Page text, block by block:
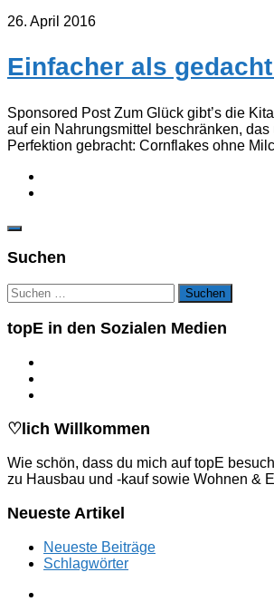
26. April 2016
Einfacher als
Sponsored Post Zum Glück gibt’s die
auf ein Nahrungsmittel beschränken,
Perfektion gebracht: Cornflakes ohne
Suchen
Suchen
nach:
topE in den Sozialen Medien
♡lich Willkommen
Wie schön, dass du mich auf topE
zu Hausbau und -kauf sowie Wohnen &
Neueste Artikel
Neueste Beiträge
Schlagwörter